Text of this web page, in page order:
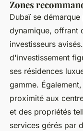
Zones
Dubaï se démarque
dynamique, offrant
investisseurs
d'investissement
ses résidences
gamme. Également,
proximité aux
et des propriétés
services gérés par